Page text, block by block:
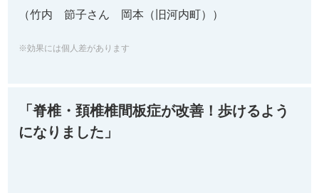
（竹内 節子さん 岡本（旧河内町））
※効果には個人差があります
「脊椎・頚椎椎間板症が改善！歩けるよう
になりました」